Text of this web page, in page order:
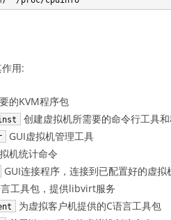
用:
的KVM程序包
创建虚拟机所需要的命令行工具
GUI虚拟机管理工具
机统计命令
GUI连接程序，连接到已配置好的虚拟
言工具包，提供libvirt服务
为虚拟客户机提供的C语言工具包